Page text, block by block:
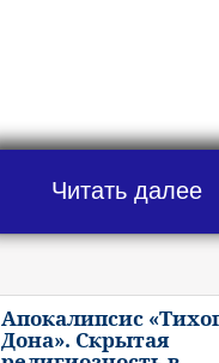
Читать далее
Апокалипсис
Дона». Скрытая